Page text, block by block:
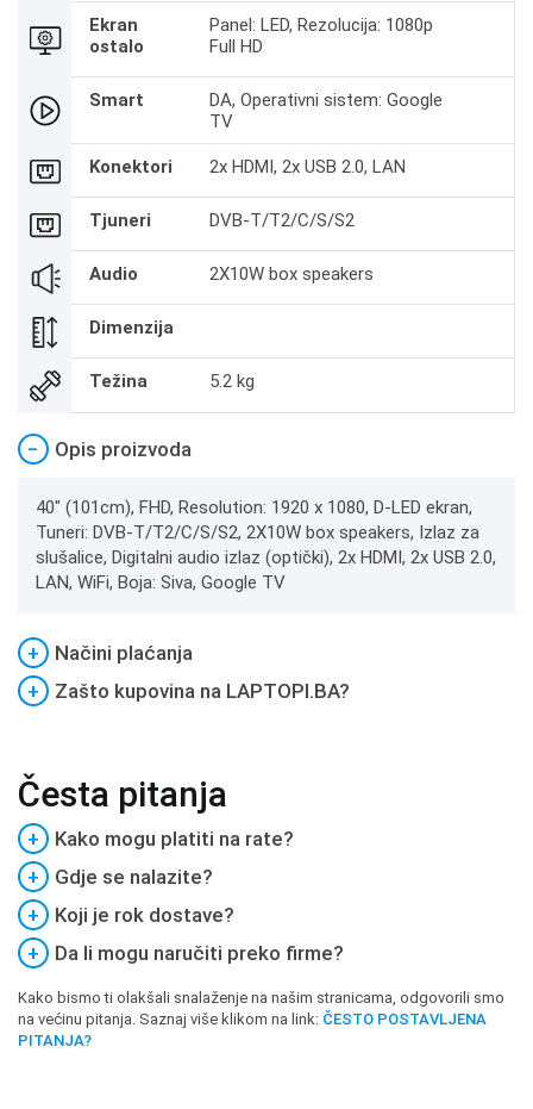
Ekran
ostalo
Panel: LED, Rezolucija: 1080p
Full HD
Smart
DA, Operativni sistem: Google
TV
Konektori 2x HDMI, 2x USB 2.0, LAN
Tjuneri DVB-T/T2/C/S/S2
Audio 2X10W box speakers
Dimenzija
Težina 5.2 kg
− Opis proizvoda
40" (101cm), FHD, Resolution: 1920 x 1080, D-LED ekran,
Tuneri: DVB-T/T2/C/S/S2, 2X10W box speakers, Izlaz za
slušalice, Digitalni audio izlaz (optički), 2x HDMI, 2x USB 2.0,
LAN, WiFi, Boja: Siva, Google TV
+
Načini plaćanja
+
Zašto kupovina na LAPTOPI.BA?
Česta pitanja
+
Kako mogu platiti na rate?
+
Gdje se nalazite?
+
Koji je rok dostave?
+
Da li mogu naručiti preko firme?
Kako bismo ti olakšali snalaženje na našim stranicama, odgovorili smo
na većinu pitanja. Saznaj više klikom na link: ČESTO POSTAVLJENA
PITANJA?